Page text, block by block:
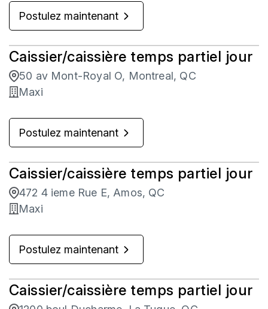
Postulez maintenant
Caissier/caissière temps partiel jour
50 av Mont-Royal O, Montreal, QC
Maxi
Postulez maintenant
Caissier/caissière temps partiel jour
472 4 ieme Rue E, Amos, QC
Maxi
Postulez maintenant
Caissier/caissière temps partiel jour